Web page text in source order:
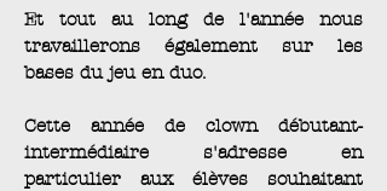
Et tout au long de l'année nous
travaillerons également sur les
bases du jeu en duo.
Cette année de clown débutant-
intermédiaire s'adresse en
particulier aux élèves souhaitant